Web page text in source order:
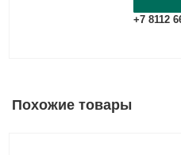
+7 8112
Похожие товары